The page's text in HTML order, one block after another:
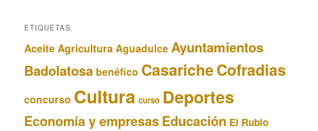
ETIQUETAS
Aceite Agricultura Aguadulce Ayuntamientos
Badolatosa benéfico CasaricheCofradias
concurso Cultura curso Deportes
Economía y empresasEducación El Rubio